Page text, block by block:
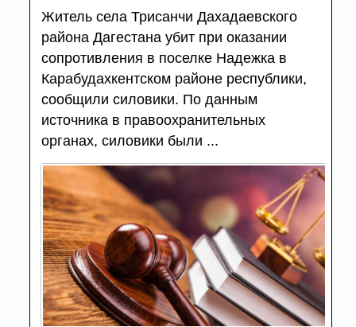
Житель села Трисанчи Дахадаевского
района Дагестана убит при оказании
сопротивления в поселке Надежка в
Карабудахкентском районе республики,
сообщили силовики. По данным
источника в правоохранительных
органах, силовики были ...